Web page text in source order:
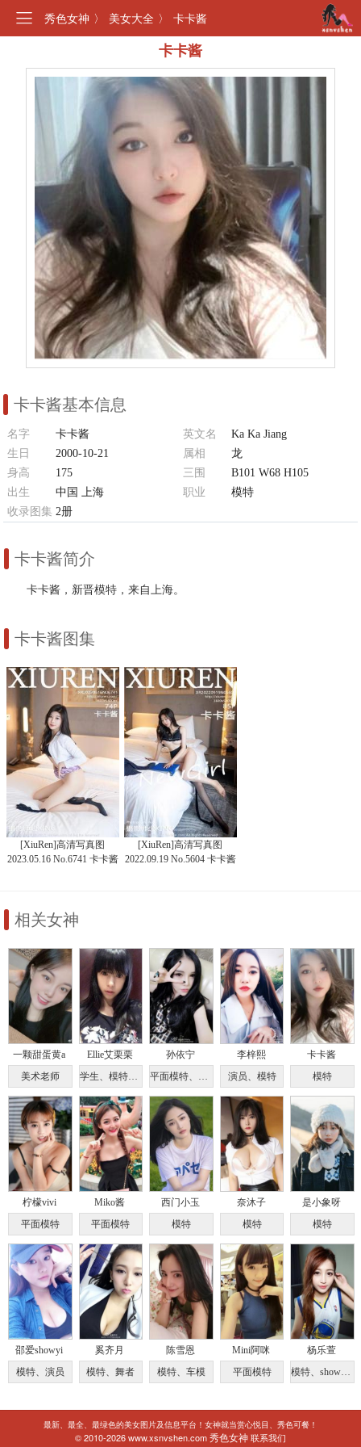
秀色女神 〉 美女大全 〉 卡卡酱
卡卡酱
卡卡酱基本信息
名字 卡卡酱 英文名
Ka Ka Jiang
生日
2000-10-21 属相
龙
身高
175 三围
B101 W68 H105
出生
中国 上海 职业
模特
收录图集 2册
卡卡酱简介
卡卡酱，新晋模特，来自上海。
卡卡酱图集
[XiuRen]高清写真图
2023.05.16 No.6741 卡卡酱
[XiuRen]高清写真图
2022.09.19 No.5604 卡卡酱
相关女神
一颗甜蛋黄a
美术老师
Ellie艾栗栗
学生、模特、推女郎
孙依宁
平面模特、车模
李梓熙
演员、模特
卡卡酱
模特
柠檬vivi
平面模特
Miko酱
平面模特
西门小玉
模特
奈沐子
模特
是小象呀
模特
邵爱showyi
模特、演员
奚齐月
模特、舞者
陈雪恩
模特、车模
Mini阿咪
平面模特
杨乐萱
模特、showgirl
最新、最全、最绿色的美女图片及信息平台！女神就当赏心悦目、秀色可餐！
© 2010-2026 www.xsnvshen.com秀色女神联系我们